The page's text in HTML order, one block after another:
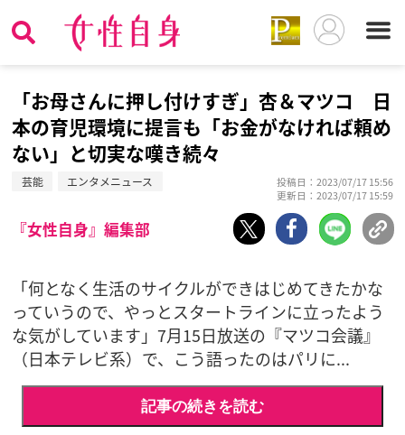
「お母さんに押し付けすぎ」杏＆マツコ 日
本の育児環境に提言も「お金がなければ頼め
ない」と切実な嘆き続々
芸能 エンタメニュース
投稿日：2023/07/17 15:56
更新日：2023/07/17 15:59
『女性自身』編集部
「何となく生活のサイクルができはじめてきたかな
っていうので、やっとスタートラインに立ったよう
な気がしています」7月15日放送の『マツコ会議』
（日本テレビ系）で、こう語ったのはパリに...
記事の続きを読む